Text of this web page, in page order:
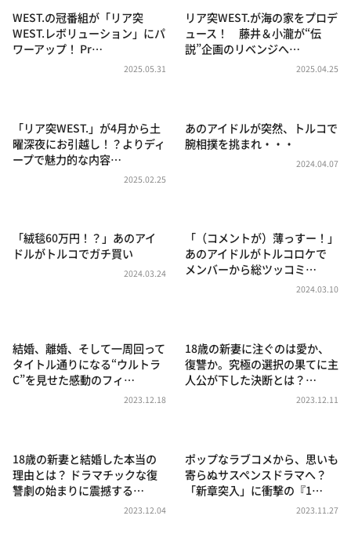
news おかえり
河合＆A.B.C-Z塚田×福井アナ「なんでやねん！？」
（news おかえり）
朝だ！生です旅サラダ
教えて！ニュースライブ 正義のミカタ
ポツンと一軒家
ザキ山小屋本館
WEST.の冠番組が「リア突
WEST.レボリューション」にパ
ワーアップ！ Pr…
2025.05.31
リア突WEST.が海の家をプロデ
ュース！ 藤井＆小瀧が“伝
説”企画のリベンジへ…
2025.04.25
「リア突WEST.」が4月から土
曜深夜にお引越し！？よりディ
ープで魅力的な内容…
2025.02.25
あのアイドルが突然、トルコで
腕相撲を挑まれ・・・
2024.04.07
「絨毯60万円！？」あのアイ
ドルがトルコでガチ買い
2024.03.24
「（コメントが）薄っすー！」
あのアイドルがトルコロケで
メンバーから総ツッコミ…
2024.03.10
結婚、離婚、そして一周回って
タイトル通りになる“ウルトラ
C”を見せた感動のフィ…
2023.12.18
18歳の新妻に注ぐのは愛か、
復讐か。究極の選択の果てに主
人公が下した決断とは？…
2023.12.11
18歳の新妻と結婚した本当の
理由とは？ ドラマチックな復
讐劇の始まりに震撼する…
2023.12.04
ポップなラブコメから、思いも
寄らぬサスペンスドラマへ？
「新章突入」に衝撃の『1…
2023.11.27